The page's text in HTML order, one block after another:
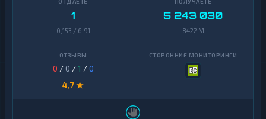
1
0,153 / 6,91
5 243 030
8422 M
0 / 0 /1 /0
4,7 ★